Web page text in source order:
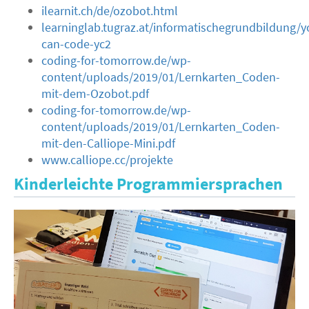
ilearnit.ch/de/ozobot.html
learninglab.tugraz.at/informatischegrundbildung/
can-code-yc2
coding-for-tomorrow.de/wp-
content/uploads/2019/01/Lernkarten_Coden-
mit-dem-Ozobot.pdf
coding-for-tomorrow.de/wp-
content/uploads/2019/01/Lernkarten_Coden-
mit-den-Calliope-Mini.pdf
www.calliope.cc/projekte
Kinderleichte Programmiersprachen